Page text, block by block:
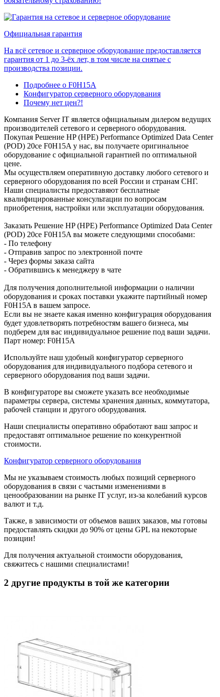
Официальная гарантия
На всё сетевое и серверное оборудование предоставляется
гарантия от 1 до 3-ёх лет, в том числе на снятые с
производства позиции.
Подробнее о F0H15A
Конфигуратор серверного оборудования
Почему нет цен?!
Компания Server IT является официальным дилером ведущих
производителей сетевого и серверного оборудования.
Покупая Решение HP (HPE) Performance Optimized Data Center
(POD) 20ce F0H15A у нас, вы получаете оригинальное
оборудование с официальной гарантией по оптимальной
цене.
Мы осуществляем оперативную доставку любого сетевого и
серверного оборудования по всей России и странам СНГ.
Наши специалисты предоставяют бесплатные
квалифицированные консультации по вопросам
приобретения, настройки или эксплуатации оборудования.
Заказать Решение HP (HPE) Performance Optimized Data Center
(POD) 20ce F0H15A вы можете следующими способами:
- По телефону
- Отправив запрос по электронной почте
- Через формы заказа сайта
- Обратившись к менеджеру в чате
Для получения дополнительной информации о наличии
оборудования и сроках поставки укажите партийный номер
F0H15A в вашем запросе.
Если вы не знаете какая именно конфигурация оборудования
будет удовлетворять потребностям вашего бизнеса, мы
подберем для вас индивидуальное решение под ваши задачи.
Парт номер: F0H15A
Используйте наш удобный конфигуратор серверного
оборудования для индивидуального подбора сетевого и
серверного оборудования под ваши задачи.
В конфигураторе вы сможете указать все необходимые
параметры сервера, системы хранения данных, коммутатора,
рабочей станции и другого оборудования.
Наши специалисты оперативно обработают ваш запрос и
предоставят оптимальное решение по конкурентной
стоимости.
Конфигуратор серверного оборудования
Мы не указываем стоимость любых позиций серверного
оборудования в связи с частыми изменениями в
ценообразовании на рынке IT услуг, из-за колебаний курсов
валют и т.д.
Также, в зависимости от объемов ваших заказов, мы готовы
предоставлять скидки до 90% от цены GPL на некоторые
позиции!
Для получения актуальной стоимости оборудования,
свяжитесь с нашими специалистами!
2 другие продукты в той же категории